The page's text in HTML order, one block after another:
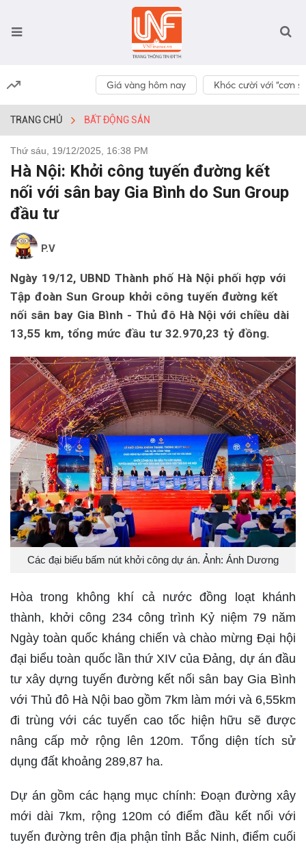
Giá vàng hôm nay Khóc cười với “cơn
TRANG CHỦ BẤT ĐỘNG SẢN
Thứ sáu, 19/12/2025, 16:38 PM
Hà Nội: Khởi công tuyến đường kết
nối với sân bay Gia Bình do Sun Group
đầu tư
P.V
Ngày 19/12, UBND Thành phố Hà Nội phối hợp với
Tập đoàn Sun Group khởi công tuyến đường kết
nối sân bay Gia Bình - Thủ đô Hà Nội với chiều dài
13,55 km, tổng mức đầu tư 32.970,23 tỷ đồng.
Các đại biểu bấm nút khởi công dự án. Ảnh: Ánh Dương
Hòa trong không khí cả nước đồng loạt khánh
thành, khởi công 234 công trình Kỷ niệm 79 năm
Ngày toàn quốc kháng chiến và chào mừng Đại hội
đại biểu toàn quốc lần thứ XIV của Đảng, dự án đầu
tư xây dựng tuyến đường kết nối sân bay Gia Bình
với Thủ đô Hà Nội bao gồm 7km làm mới và 6,55km
đi trùng với các tuyến cao tốc hiện hữu sẽ được
nâng cấp mở rộng lên 120m. Tổng diện tích sử
dụng đất khoảng 289,87 ha.
Dự án gồm các hạng mục chính: Đoạn đường xây
mới dài 7km, rộng 120m có điểm đầu kết nối với
tuyến đường trên địa phận tỉnh Bắc Ninh, điểm cuối